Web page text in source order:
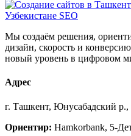
Мы создаём решения,
дизайн, скорость и
новый уровень в цифровом
Адрес
г. Ташкент, Юнусабадский
Ориентир: Hamkorbank, 5-